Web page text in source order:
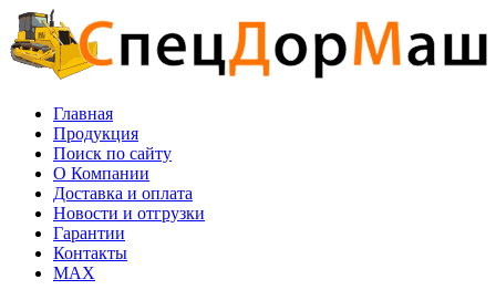
Перейти
к
основному
содержанию
Основная
навигация
Главная
Продукция
Поиск по сайту
O Компании
Доставка и оплата
Новости и отгрузки
Гарантии
Контакты
MAX